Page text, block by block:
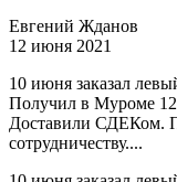
Евгений Жданов
12 июня 2021
10 июня заказал
Получил в Муроме 12
Доставили СДЕКом.
сотрудничеству....